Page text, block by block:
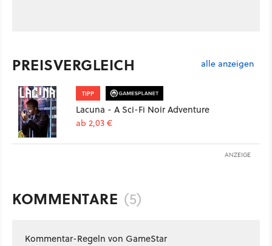
PREISVERGLEICH alle anzeigen
TIPP
Lacuna - A Sci-Fi Noir Adventure
ab 2,03 €
ANZEIGE
KOMMENTARE (5)
Kommentar-Regeln von GameStar